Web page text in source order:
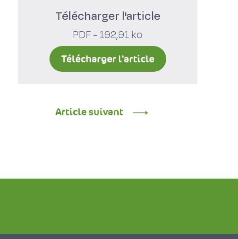
Télécharger l'article
PDF - 192,91 ko
Télécharger l'article
Article suivant